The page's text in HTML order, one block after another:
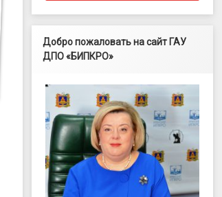
Добро пожаловать на сайт ГАУ
ДПО «БИПКРО»